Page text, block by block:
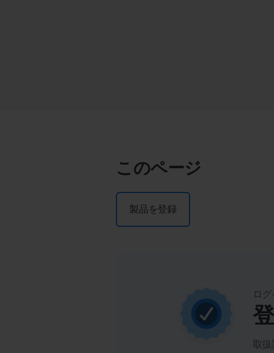
このページ
製品を登録
ロ
取